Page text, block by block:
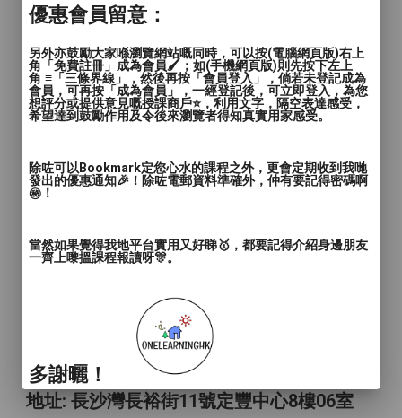
*兒童班 4-9歲
*少年及成人班 9歲以上
沖繩古武道班
人數: 4人
日期: 逢星期三
時間: 晚上七點至九點
對象: 12歲以上
日期: 逢星期一，二，四，五，六，日
時間: 晚上七點至九點
地址: 長沙灣長裕街11號定豐中心8樓06室
優惠會員留意：
另外亦鼓勵大家喺瀏覽網站嘅同時，可以按(電腦網頁版)右上
角「免費註冊」成為會員🖌️；如(手機網頁版)則先按下左上
角 ≡「三條界線」，然後再按「會員登入」，倘若未登記成為
會員，可再按「成為會員」，一經登記後，可立即登入，為您
想評分或提供意見嘅授課商戶⭐️，利用文字，隔空表達感受，
希望達到鼓勵作用及令後來瀏覽者得知真實用家感受。
除咗可以Bookmark定您心水的課程之外，更會定期收到我哋
發出的優惠通知🎉！除咗電郵資料準確外，仲有要記得密碼啊
㊙️！
當然如果覺得我地平台實用又好睇🥇，都要記得介紹身邊朋友
一齊上嚟搵課程報讀呀🎊。
多謝曬！